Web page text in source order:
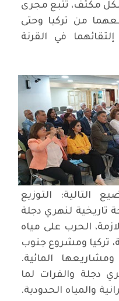
مكثف، تتبع مجرى
من تركيا وحتى
في القرنة
التالية: التوزيع
تاريخية لنهري دجلة
الحرب على مياه
تركيا ومشروع جنوب
المائية.
دجلة والفرات لما
الإيرانية والمياه الحدودية.